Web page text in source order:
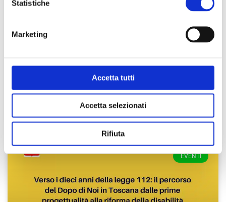
Statistiche
Marketing
Accetta tutti
Accetta selezionati
Rifiuta
In Toscana attualmente sono 1316 le persone inserite in
un progetto del programma Dopo di Noi; 200 sono le
persone con interventi di residenzialità stabile.
EVENTI